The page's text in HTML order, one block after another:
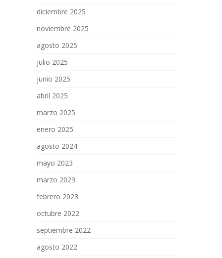
diciembre 2025
noviembre 2025
agosto 2025
julio 2025
junio 2025
abril 2025
marzo 2025
enero 2025
agosto 2024
mayo 2023
marzo 2023
febrero 2023
octubre 2022
septiembre 2022
agosto 2022